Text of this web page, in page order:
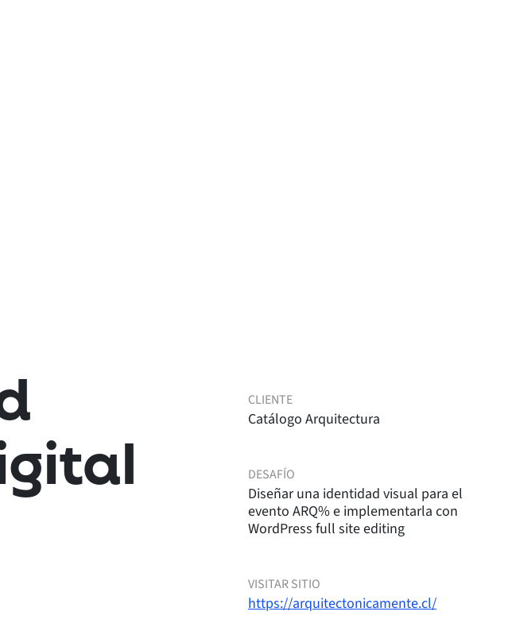
CLIENTE
Catálogo Arquitectura
DESAFÍO
Diseñar una identidad visual para el
evento ARQ% e implementarla con
WordPress full site editing
VISITAR SITIO
https://arquitectonicamente.cl/